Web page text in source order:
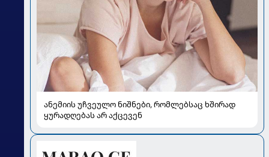
ანემიის უჩვეულო ნიშნები, რომლებსაც ხშირად
ყურადღებას არ აქცევენ